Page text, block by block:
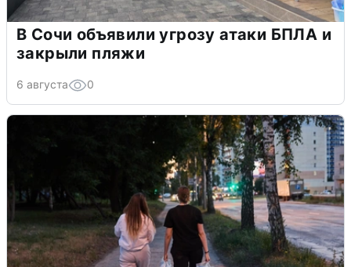
В Сочи объявили угрозу атаки БПЛА и
закрыли пляжи
6 августа 0